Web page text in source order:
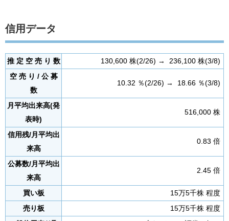
信用データ
推 定 空 売 り 数
130,600 株(2/26) → 236,100 株(3/8)
空 売 り / 公 募
数
10.32 ％(2/26) → 18.66 ％(3/8)
月平均出来高(発
表時)
516,000 株
信用残/月平均出
来高
0.83 倍
公募数/月平均出
来高
2.45 倍
買い板
15万5千株 程度
売り板
15万5千株 程度